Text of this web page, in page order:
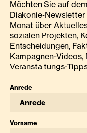
Diakonie-Newsletter
Monat über
sozialen Projekten,
Entscheidungen,
Kampagnen-
Veranstaltungs-